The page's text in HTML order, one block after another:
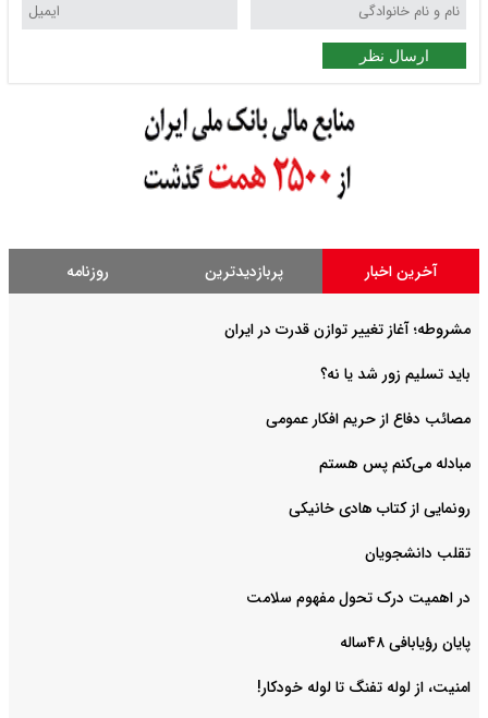
ارسال نظر
آخرین اخبار پربازدیدترین روزنامه
مشروطه؛ آغاز تغییر توازن قدرت در ایران
باید تسلیم زور شد یا نه؟
مصائب دفاع از حریم افکار عمومی
مبادله می‌کنم پس هستم
رونمایی از کتاب هادی خانیکی
‌تقلب دانشجویان
در اهمیت درک تحول مفهوم سلامت
پایان رؤیابافی ۴۸ساله
امنیت، از لوله تفنگ تا ‌لوله خودکار!